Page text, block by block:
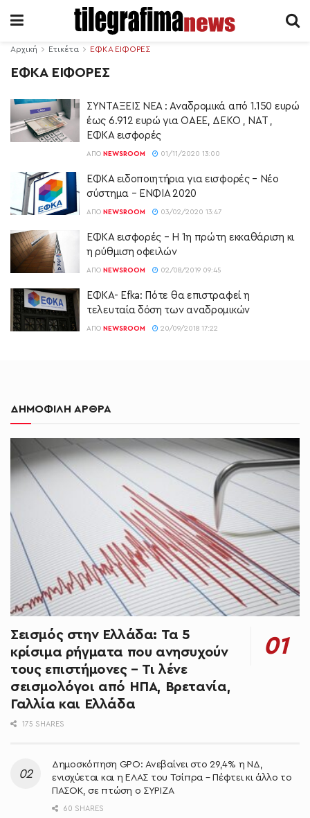
Αρχική Ετικέτα ΕΦΚΑ ΕΙΦΟΡΕΣ
ΕΦΚΑ ΕΙΦΟΡΕΣ
ΣΥΝΤΑΞΕΙΣ ΝΕΑ : Αναδρομικά από 1.150 ευρώ
έως 6.912 ευρώ για ΟΑΕΕ, ΔΕΚΟ , ΝΑΤ ,
ΕΦΚΑ εισφορές
ΑΠΌ NEWSROOM 01/11/2020 13:00
ΕΦΚΑ ειδοποιητήρια για εισφορές – Νέο
σύστημα – ΕΝΦΙΑ 2020
ΑΠΌ NEWSROOM 03/02/2020 13:47
ΕΦΚΑ εισφορές – Η 1η πρώτη εκκαθάριση κι
η ρύθμιση οφειλών
ΑΠΌ NEWSROOM 02/08/2019 09:45
ΕΦΚΑ- Εfka: Πότε θα επιστραφεί η
τελευταία δόση των αναδρομικών
ΑΠΌ NEWSROOM 20/09/2018 17:22
ΔΗΜΟΦΙΛΗ ΑΡΘΡΑ
Σεισμός στην Ελλάδα: Τα 5
κρίσιμα ρήγματα που ανησυχούν
τους επιστήμονες – Τι λένε
σεισμολόγοι από ΗΠΑ, Βρετανία,
Γαλλία και Ελλάδα
175 SHARES
Δημοσκόπηση GPO: Ανεβαίνει στο 29,4% η ΝΔ,
ενισχύεται και η ΕΛΑΣ του Τσίπρα – Πέφτει κι άλλο το
ΠΑΣΟΚ, σε πτώση ο ΣΥΡΙΖΑ
60 SHARES